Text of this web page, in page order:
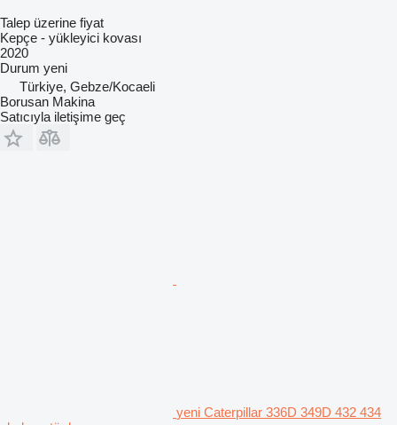
Talep üzerine fiyat
Kepçe - yükleyici kovası
2020
Durum yeni
Türkiye, Gebze/Kocaeli
Borusan Makina
Satıcıyla iletişime geç
yeni Caterpillar 336D 349D 432 434